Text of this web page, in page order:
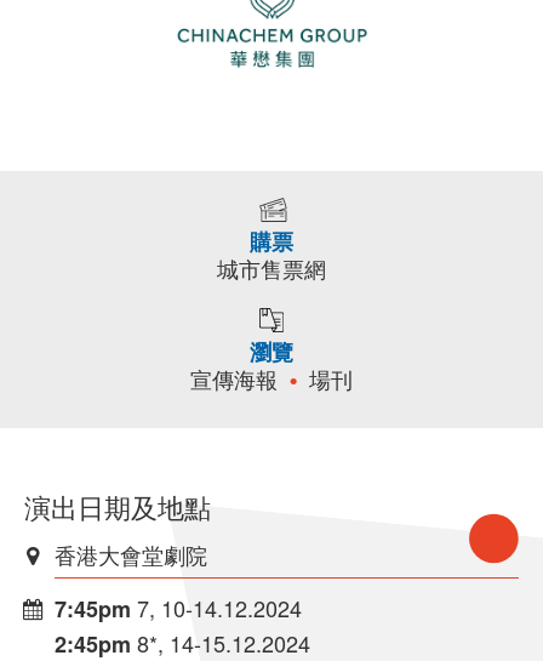
購票
城市售票網
瀏覽
宣傳海報
場刊
演出日期及地點
香港大會堂劇院
7:45pm 7, 10-14.12.2024
2:45pm 8*, 14-15.12.2024